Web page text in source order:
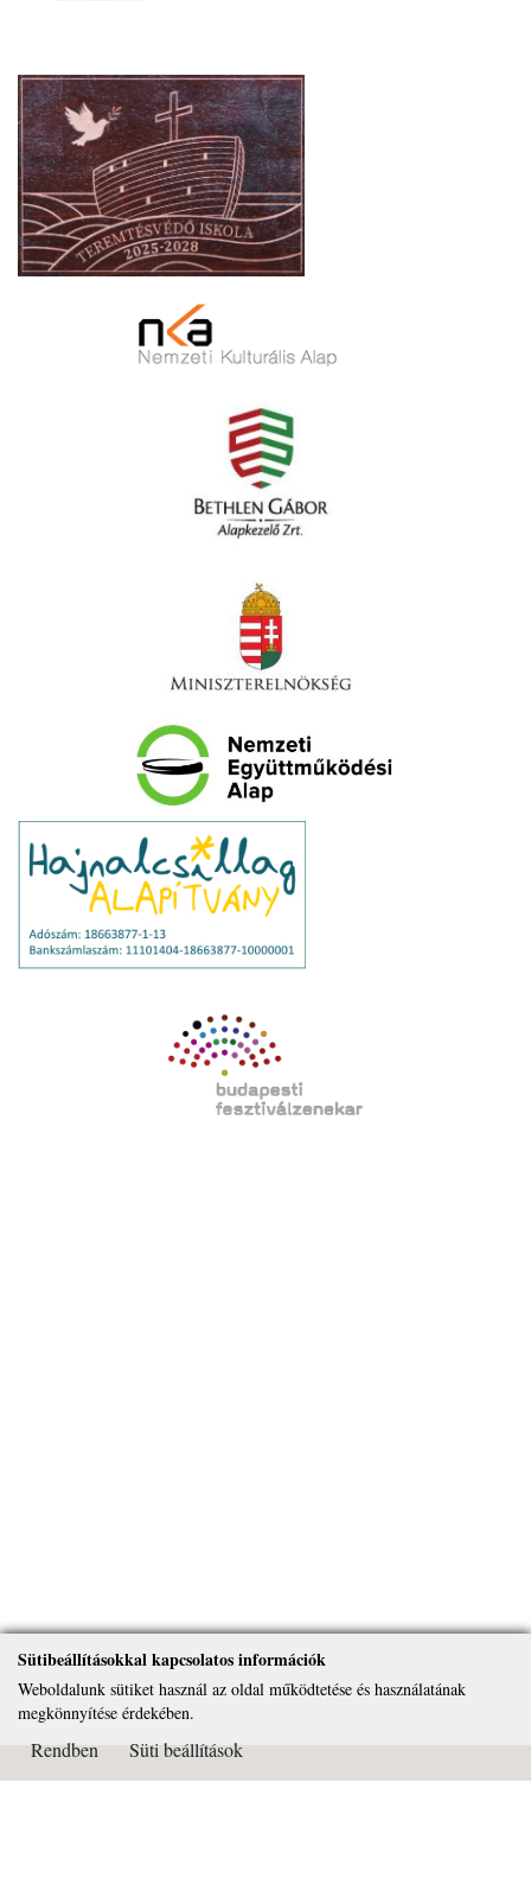
Sütibeállításokkal kapcsolatos információk
Weboldalunk sütiket használ az oldal működtetése és használatának
megkönnyítése érdekében.
Rendben Süti beállítások